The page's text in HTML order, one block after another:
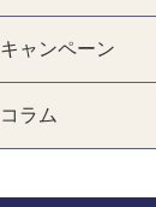
キャンペーン
コラム